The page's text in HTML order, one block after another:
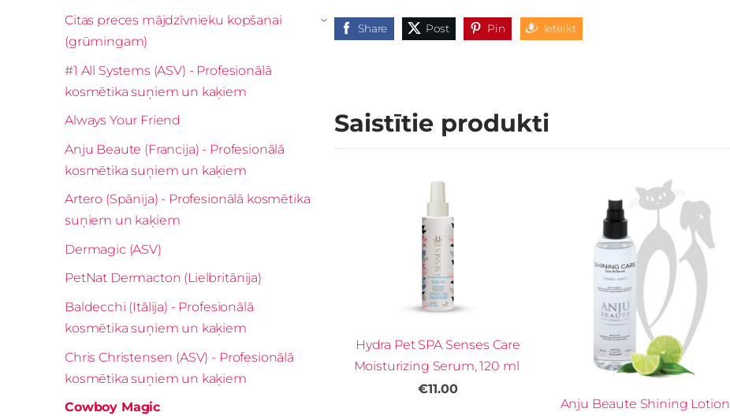
Citas preces mājdzīvnieku kopšanai
(grūmingam)
›
#1 All Systems (ASV) - Profesionālā
kosmētika suņiem un kaķiem
Always Your Friend
Anju Beaute (Francija) - Profesionālā
kosmētika suņiem un kaķiem
Artero (Spānija) - Profesionālā kosmētika
suņiem un kaķiem
Dermagic (ASV)
PetNat Dermacton (Lielbritānija)
Baldecchi (Itālija) - Profesionālā
kosmētika suņiem un kaķiem
Chris Christensen (ASV) - Profesionālā
kosmētika suņiem un kaķiem
Cowboy Magic
Share Post Pin Ieteikt
Saistītie produkti
Hydra Pet SPA Senses Care
Moisturizing Serum, 120 ml
€11.00
Anju Beaute Shining Lotion